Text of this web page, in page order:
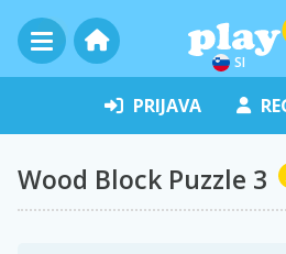
SI
PRIJAVA
Wood Block Puzzle 3